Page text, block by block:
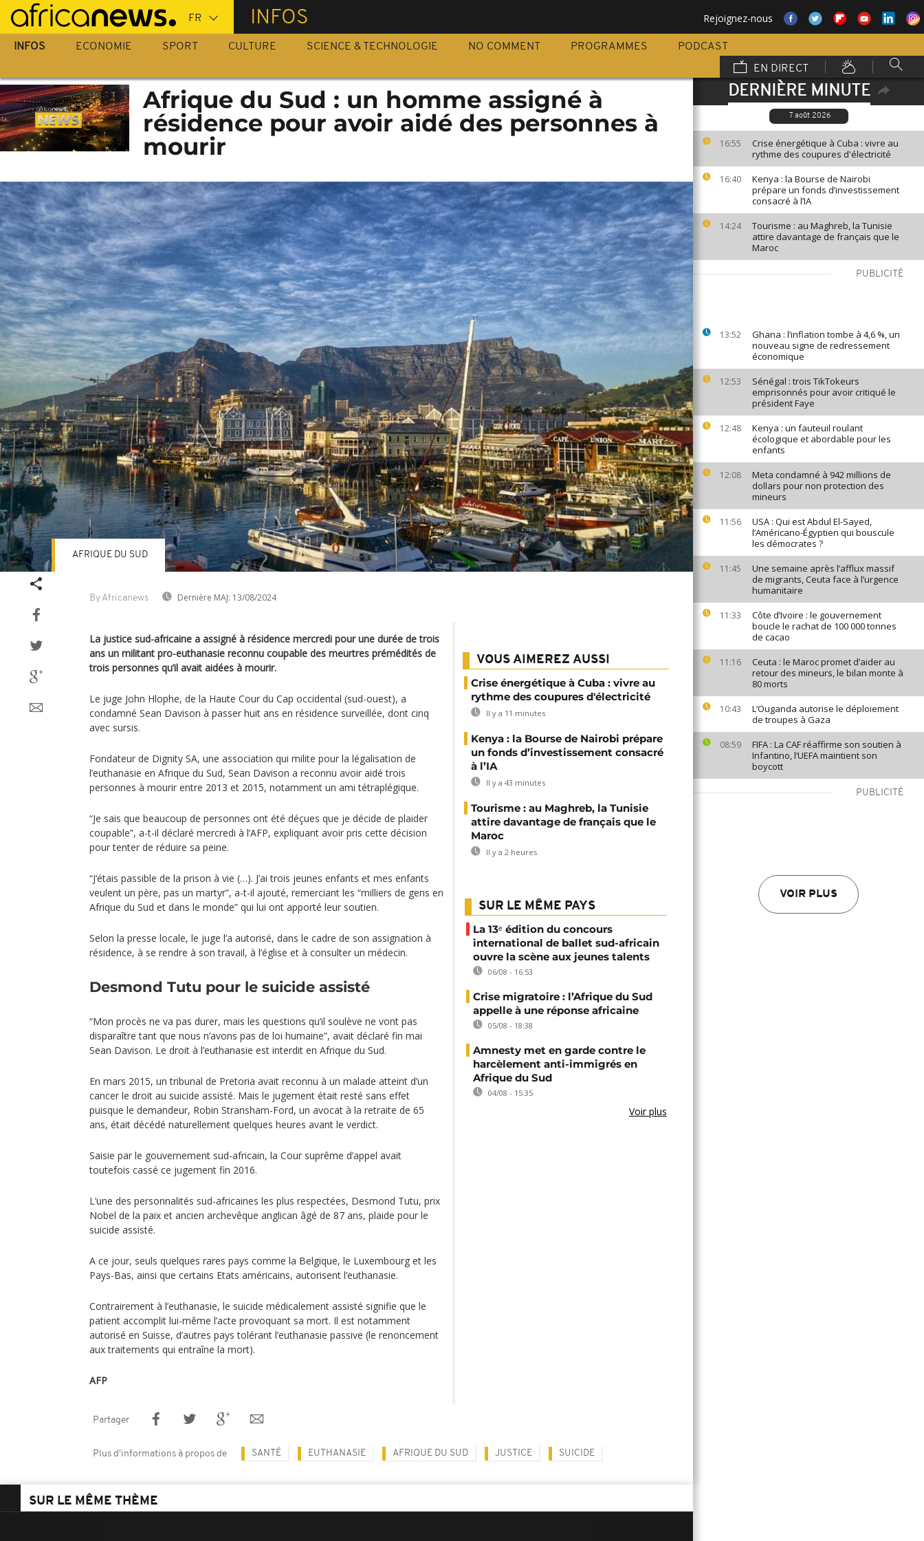
Passer
au
contenu
INFOS Rejoignez-nous
INFOS ECONOMIE SPORT CULTURE SCIENCE & TECHNOLOGIE NO COMMENT PROGRAMMES
PODCAST
EN DIRECT
DERNIÈRE MINUTE
7 août 2026
16:55
Crise énergétique à Cuba : vivre au
rythme des coupures d'électricité
16:40
Kenya : la Bourse de Nairobi
prépare un fonds d’investissement
consacré à l’IA
14:24
Tourisme : au Maghreb, la Tunisie
attire davantage de français que le
Maroc
PUBLICITÉ
13:52
Ghana : l’inflation tombe à 4,6 %, un
nouveau signe de redressement
économique
12:53
Sénégal : trois TikTokeurs
emprisonnés pour avoir critiqué le
président Faye
12:48
Kenya : un fauteuil roulant
écologique et abordable pour les
enfants
12:08
Meta condamné à 942 millions de
dollars pour non protection des
mineurs
11:56
USA : Qui est Abdul El-Sayed,
l’Américano-Égyptien qui bouscule
les démocrates ?
11:45
Une semaine après l’afflux massif
de migrants, Ceuta face à l’urgence
humanitaire
11:33
Côte d’Ivoire : le gouvernement
boucle le rachat de 100 000 tonnes
de cacao
11:16
Ceuta : le Maroc promet d’aider au
retour des mineurs, le bilan monte à
80 morts
10:43
L’Ouganda autorise le déploiement
de troupes à Gaza
08:59
FIFA : La CAF réaffirme son soutien à
Infantino, l’UEFA maintient son
boycott
PUBLICITÉ
VOIR PLUS
Afrique du Sud : un homme assigné à
résidence pour avoir aidé des personnes à
mourir
By Africanews Dernière MAJ: 13/08/2024
AFRIQUE DU SUD
La justice sud-africaine a assigné à résidence mercredi pour une durée de trois
ans un militant pro-euthanasie reconnu coupable des meurtres prémédités de
trois personnes qu’il avait aidées à mourir.
Le juge John Hlophe, de la Haute Cour du Cap occidental (sud-ouest), a
condamné Sean Davison à passer huit ans en résidence surveillée, dont cinq
avec sursis.
Fondateur de Dignity SA, une association qui milite pour la légalisation de
l’euthanasie en Afrique du Sud, Sean Davison a reconnu avoir aidé trois
personnes à mourir entre 2013 et 2015, notamment un ami tétraplégique.
“Je sais que beaucoup de personnes ont été déçues que je décide de plaider
coupable”, a-t-il déclaré mercredi à l’AFP, expliquant avoir pris cette décision
pour tenter de réduire sa peine.
“J‘étais passible de la prison à vie (…). J’ai trois jeunes enfants et mes enfants
veulent un père, pas un martyr”, a-t-il ajouté, remerciant les “milliers de gens en
Afrique du Sud et dans le monde” qui lui ont apporté leur soutien.
Selon la presse locale, le juge l’a autorisé, dans le cadre de son assignation à
résidence, à se rendre à son travail, à l‘église et à consulter un médecin.
Desmond Tutu pour le suicide assisté
“Mon procès ne va pas durer, mais les questions qu’il soulève ne vont pas
disparaître tant que nous n’avons pas de loi humaine”, avait déclaré fin mai
Sean Davison. Le droit à l’euthanasie est interdit en Afrique du Sud.
En mars 2015, un tribunal de Pretoria avait reconnu à un malade atteint d’un
cancer le droit au suicide assisté. Mais le jugement était resté sans effet
puisque le demandeur, Robin Stransham-Ford, un avocat à la retraite de 65
ans, était décédé naturellement quelques heures avant le verdict.
Saisie par le gouvernement sud-africain, la Cour suprême d’appel avait
toutefois cassé ce jugement fin 2016.
L’une des personnalités sud-africaines les plus respectées, Desmond Tutu, prix
Nobel de la paix et ancien archevêque anglican âgé de 87 ans, plaide pour le
suicide assisté.
A ce jour, seuls quelques rares pays comme la Belgique, le Luxembourg et les
Pays-Bas, ainsi que certains Etats américains, autorisent l’euthanasie.
Contrairement à l’euthanasie, le suicide médicalement assisté signifie que le
patient accomplit lui-même l’acte provoquant sa mort. Il est notamment
autorisé en Suisse, d’autres pays tolérant l’euthanasie passive (le renoncement
aux traitements qui entraîne la mort).
AFP
VOUS AIMEREZ AUSSI
Crise énergétique à Cuba : vivre au
rythme des coupures d'électricité
Il y a 11 minutes
Kenya : la Bourse de Nairobi prépare
un fonds d’investissement consacré
à l’IA
Il y a 43 minutes
Tourisme : au Maghreb, la Tunisie
attire davantage de français que le
Maroc
Il y a 2 heures
SUR LE MÊME PAYS
La 13ᵉ édition du concours
international de ballet sud-africain
ouvre la scène aux jeunes talents
06/08 - 16:53
Crise migratoire : l’Afrique du Sud
appelle à une réponse africaine
05/08 - 18:38
Amnesty met en garde contre le
harcèlement anti-immigrés en
Afrique du Sud
04/08 - 15:35
Voir plus
Partager
Plus d'informations à propos de SANTÉ EUTHANASIE AFRIQUE DU SUD JUSTICE SUICIDE
SUR LE MÊME THÈME